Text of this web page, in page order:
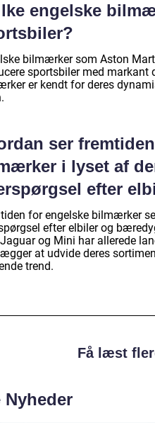
engelske
bilmærker som Aston
sportsbiler med
er kendt for deres
ser
i lyset af
efter
for engelske bilmærker
efter elbiler og
og Mini har allerede
at udvide deres
trend.
Få læst
Nyheder